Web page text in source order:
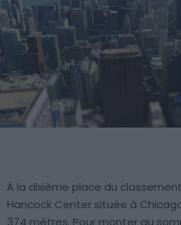
À la dixième place du
Hancock Center située à
374 mètres. Pour monter au